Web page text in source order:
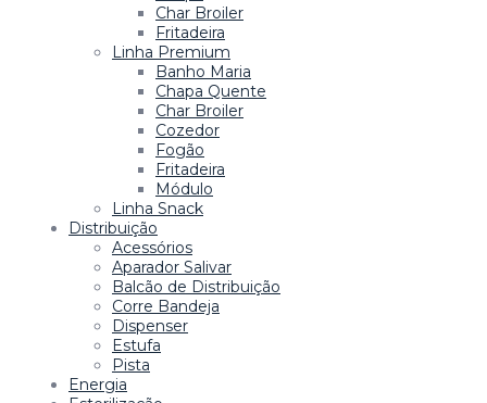
Char Broiler
Fritadeira
Linha Premium
Banho Maria
Chapa Quente
Char Broiler
Cozedor
Fogão
Fritadeira
Módulo
Linha Snack
Distribuição
Acessórios
Aparador Salivar
Balcão de Distribuição
Corre Bandeja
Dispenser
Estufa
Pista
Energia